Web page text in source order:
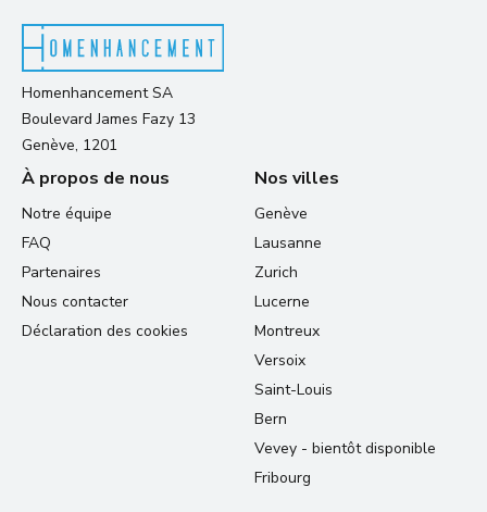
Homenhancement SA
Boulevard James Fazy 13
Genève, 1201
À propos de nous
Notre équipe
FAQ
Partenaires
Nous contacter
Déclaration des cookies
Nos villes
Genève
Lausanne
Zurich
Lucerne
Montreux
Versoix
Saint-Louis
Bern
Vevey - bientôt disponible
Fribourg